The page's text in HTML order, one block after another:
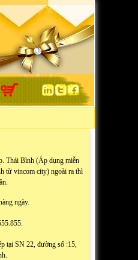
Thái Bình (Áp dụng miễn
từ vincom city) ngoài ra thì
ngày.
tại SN 22, đường số :15,